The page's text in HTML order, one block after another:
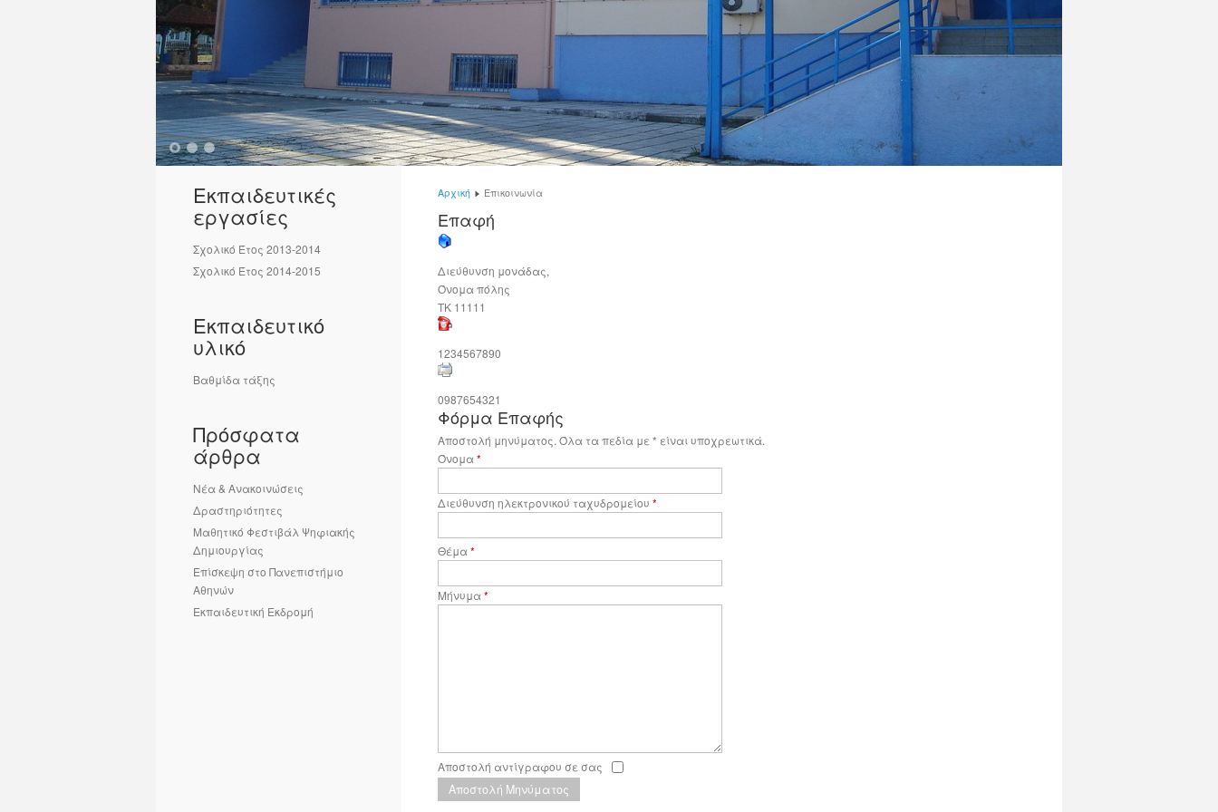
1 2 3
Εκπαιδευτικές
εργασίες
Σχολικό Έτος 2013-2014
Σχολικό Έτος 2014-2015
Εκπαιδευτικό
υλικό
Βαθμίδα τάξης
Πρόσφατα
άρθρα
Νέα & Ανακοινώσεις
Δραστηριότητες
Μαθητικό Φεστιβάλ Ψηφιακής
Δημιουργίας
Επίσκεψη στο Πανεπιστήμιο
Αθηνών
Εκπαιδευτική Εκδρομή
Αρχική Επικοινωνία
Επαφή
Διεύθυνση μονάδας,
Όνομα πόλης
ΤΚ 11111
1234567890
0987654321
Φόρμα Επαφής
Αποστολή μηνύματος. Όλα τα πεδία με * είναι υποχρεωτικά.
Όνομα*
Διεύθυνση ηλεκτρονικού ταχυδρομείου *
Θέμα*
Μήνυμα*
Αποστολή αντίγραφου σε σας
Αποστολή Μηνύματος